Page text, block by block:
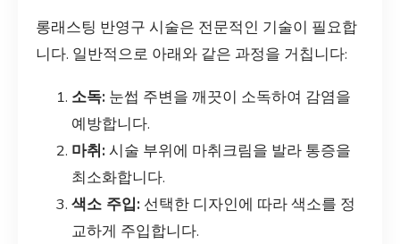
롱래스팅 반영구 시술은 전문적인 기술이 필요합
니다. 일반적으로 아래와 같은 과정을 거칩니다:
소독: 눈썹 주변을 깨끗이 소독하여 감염을
예방합니다.
마취: 시술 부위에 마취크림을 발라 통증을
최소화합니다.
색소 주입: 선택한 디자인에 따라 색소를 정
교하게 주입합니다.